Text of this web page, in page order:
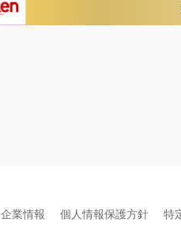
企業情報 個人情報保護方針 特